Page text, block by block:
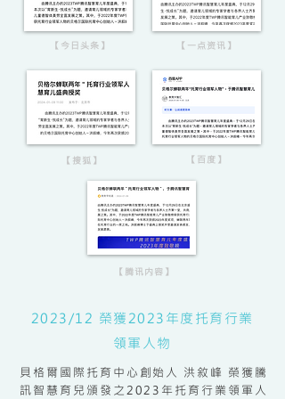
【今日头条】 【一点资讯】
【搜狐】 【百度】
【腾讯内容】
2023/12 榮獲2023年度托育行業
領軍人物
貝格爾國際托育中心創始人 洪敘峰 榮獲騰
訊智慧育兒頒發之2023年托育行業領軍人